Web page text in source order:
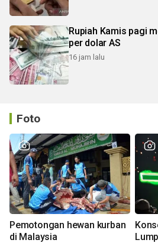
Rupiah Kamis pagi
per dolar AS
16 jam lalu
Foto
Pemotongan hewan kurban
di Malaysia